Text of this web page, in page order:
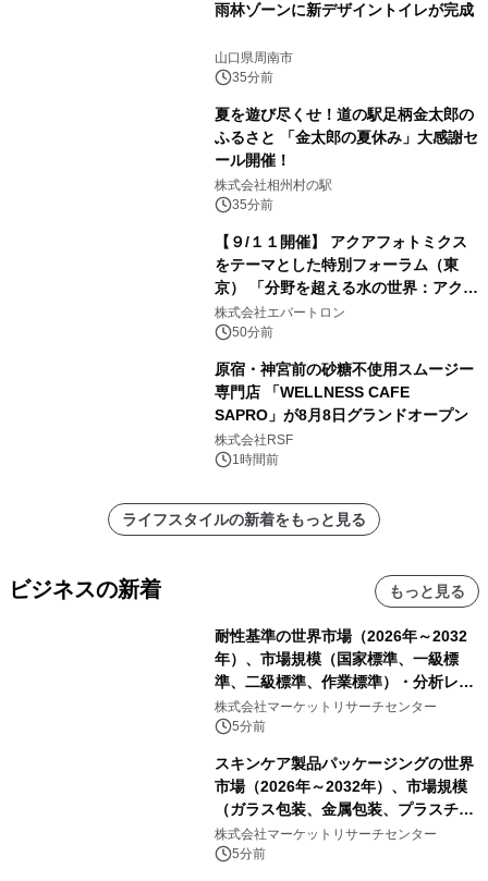
雨林ゾーンに新デザイントイレが完成
山口県周南市
35分前
夏を遊び尽くせ！道の駅足柄金太郎の
ふるさと 「金太郎の夏休み」大感謝セ
ール開催！
株式会社相州村の駅
35分前
【９/１１開催】 アクアフォトミクス
をテーマとした特別フォーラム（東
京） 「分野を超える水の世界：アクア
フォトミクスが切り拓く新しい科学の
地平」を開催
株式会社エバートロン
50分前
原宿・神宮前の砂糖不使用スムージー
専門店 「WELLNESS CAFE
SAPRO」が8月8日グランドオープン
株式会社RSF
1時間前
ライフスタイルの新着をもっと見る
ビジネスの新着 もっと見る
耐性基準の世界市場（2026年～2032
年）、市場規模（国家標準、一級標
準、二級標準、作業標準）・分析レポ
ートを発表
株式会社マーケットリサーチセンター
5分前
スキンケア製品パッケージングの世界
市場（2026年～2032年）、市場規模
（ガラス包装、金属包装、プラスチッ
ク包装、その他）・分析レポートを発
表
株式会社マーケットリサーチセンター
5分前